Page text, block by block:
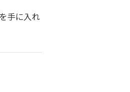
手に入れ